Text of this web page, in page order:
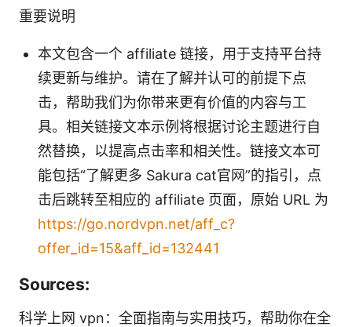
重要说明
本文包含一个 affiliate 链接，用于支持平台持
续更新与维护。请在了解并认可的前提下点
击，帮助我们为你带来更有价值的内容与工
具。相关链接文本示例将根据讨论主题进行自
然替换，以提高点击率和相关性。链接文本可
能包括“了解更多 Sakura cat官网”的指引，点
击后跳转至相应的 affiliate 页面，原始 URL 为
https://go.nordvpn.net/aff_c?
offer_id=15&aff_id=132441
Sources:
科学上网 vpn：全面指南与实用技巧，帮助你在全